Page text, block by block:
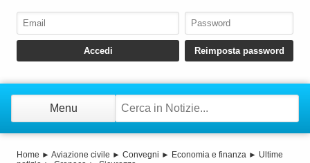
Menu
Home ► Aviazione civile ► Convegni ► Economia e finanza ► Ultime